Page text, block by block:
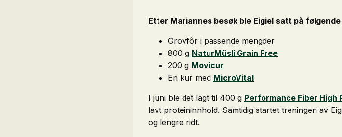
Etter Mariannes besøk ble Eigiel satt på
Grovfôr i passende mengder
800 g NaturMüsli Grain Free
200 g Movicur
En kur med MicroVital
I juni ble det lagt til 400 g Performance Fiber High
lavt proteininnhold. Samtidig startet treningen av
og lengre ridt.